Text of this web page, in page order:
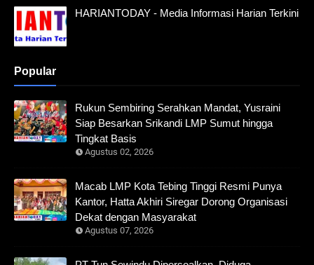
HARIANTODAY - Media Informasi Harian Terkini
Popular
Rukun Sembiring Serahkan Mandat, Yusraini
Siap Besarkan Srikandi LMP Sumut hingga
Tingkat Basis
Agustus 02, 2026
Macab LMP Kota Tebing Tinggi Resmi Punya
Kantor, Hatta Akhiri Siregar Dorong Organisasi
Dekat dengan Masyarakat
Agustus 07, 2026